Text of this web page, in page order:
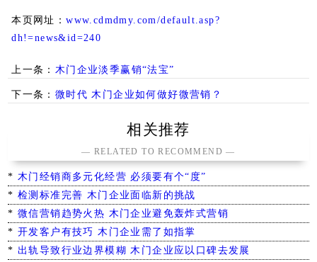
本页网址：www.cdmdmy.com/default.asp?
dh!=news&id=240
上一条： 木门企业淡季赢销“法宝”
下一条： 微时代 木门企业如何做好微营销？
相关推荐
— RELATED TO RECOMMEND —
*木门经销商多元化经营 必须要有个“度”
*检测标准完善 木门企业面临新的挑战
*微信营销趋势火热 木门企业避免轰炸式营销
*开发客户有技巧 木门企业需了如指掌
*出轨导致行业边界模糊 木门企业应以口碑去发展